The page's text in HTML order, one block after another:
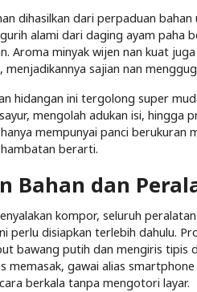
dihasilkan dari perpaduan
alami dari daging ayam
Aroma minyak wijen nan kuat
sajian nan
hidangan ini tergolong super
mengolah adukan isi, hingga
mempunyai panci
berarti.
Bahan dan
kompor, seluruh
perlu disiapkan terlebih dahulu.
bawang putih dan mengiris tipis
memasak, gawai alias
berkala tanpa mengotori layar.